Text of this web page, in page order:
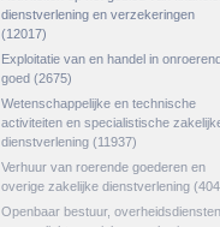
dienstverlening en verzekeringen
(12017)
Exploitatie van en handel in
goed (2675)
Wetenschappelijke en technische
activiteiten en specialistische
dienstverlening (11937)
Verhuur van roerende goederen en
overige zakelijke dienstverlening
Openbaar bestuur, overheidsdiensten